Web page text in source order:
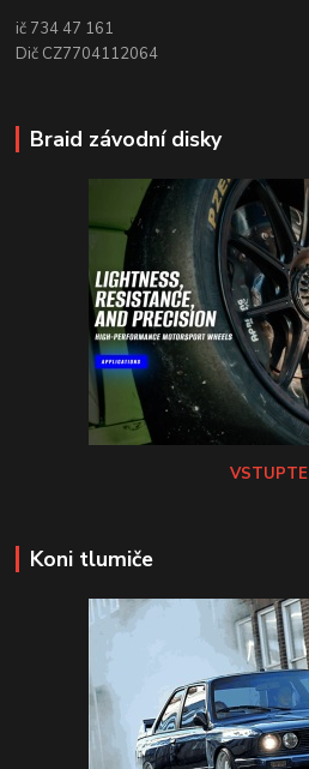
ič 734 47 161
Dič CZ7704112064
Braid závodní disky
VSTUPTE
Koni tlumiče